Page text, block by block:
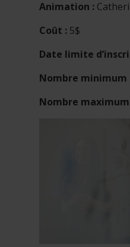
Animation :
Coût : 5$
Date limite
Nombre
Nombre